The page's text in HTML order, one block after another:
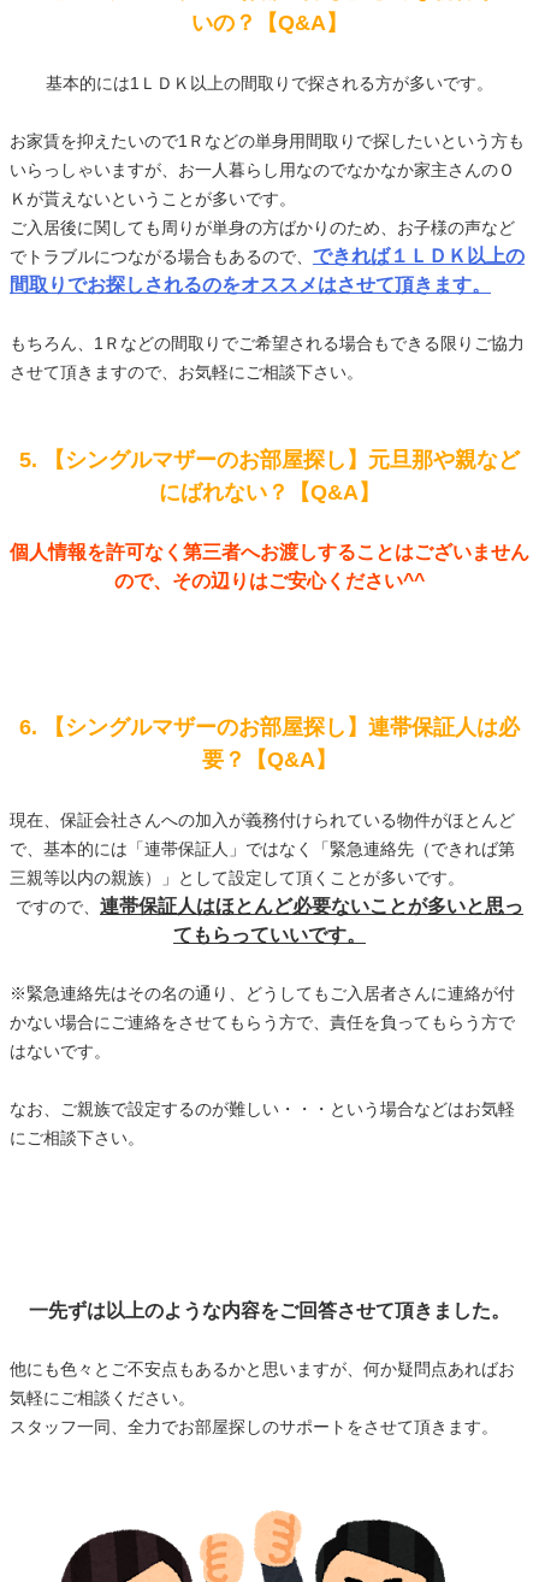
いの？【Q&A】
基本的には1ＬＤＫ以上の間取りで探される方が多いです。
お家賃を抑えたいので1Ｒなどの単身用間取りで探したいという方も
いらっしゃいますが、お一人暮らし用なのでなかなか家主さんのＯ
Ｋが貰えないということが多いです。
ご入居後に関しても周りが単身の方ばかりのため、お子様の声など
でトラブルにつながる場合もあるので、 できれば１ＬＤＫ以上の
間取りでお探しされるのをオススメはさせて頂きます。
もちろん、1Ｒなどの間取りでご希望される場合もできる限りご協力
させて頂きますので、お気軽にご相談下さい。
5. 【シングルマザーのお部屋探し】元旦那や親など
にばれない？【Q&A】
個人情報を許可なく第三者へお渡しすることはございません
ので、その辺りはご安心ください^^
6. 【シングルマザーのお部屋探し】連帯保証人は必
要？【Q&A】
現在、保証会社さんへの加入が義務付けられている物件がほとんど
で、基本的には「連帯保証人」ではなく「緊急連絡先（できれば第
三親等以内の親族）」として設定して頂くことが多いです。
ですので、 連帯保証人はほとんど必要ないことが多いと思っ
てもらっていいです。
※緊急連絡先はその名の通り、どうしてもご入居者さんに連絡が付
かない場合にご連絡をさせてもらう方で、責任を負ってもらう方で
はないです。
なお、ご親族で設定するのが難しい・・・という場合などはお気軽
にご相談下さい。
一先ずは以上のような内容をご回答させて頂きました。
他にも色々とご不安点もあるかと思いますが、何か疑問点あればお
気軽にご相談ください。
スタッフ一同、全力でお部屋探しのサポートをさせて頂きます。